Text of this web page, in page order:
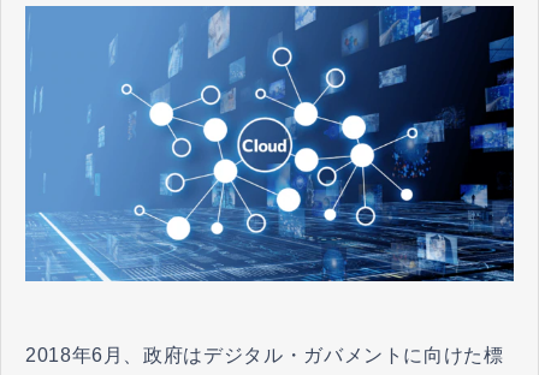
2018年6月、政府はデジタル・ガバメントに向けた標